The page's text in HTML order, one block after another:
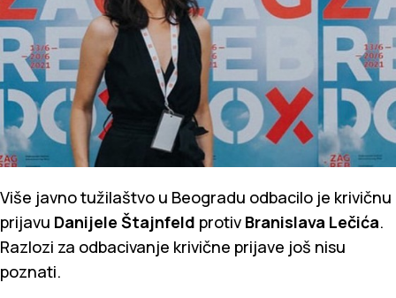
Više javno tužilaštvo u Beogradu odbacilo je krivičnu
prijavu Danijele Štajnfeld protiv Branislava Lečića.
Razlozi za odbacivanje krivične prijave još nisu
poznati.